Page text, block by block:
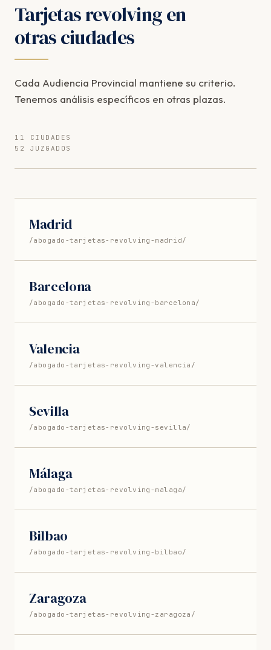
Tarjetas revolving en
otras ciudades
Cada Audiencia Provincial mantiene su criterio.
Tenemos análisis específicos en otras plazas.
11 CIUDADES
52 JUZGADOS
Madrid
/abogado-tarjetas-revolving-madrid/
Barcelona
/abogado-tarjetas-revolving-barcelona/
Valencia
/abogado-tarjetas-revolving-valencia/
Sevilla
/abogado-tarjetas-revolving-sevilla/
Málaga
/abogado-tarjetas-revolving-malaga/
Bilbao
/abogado-tarjetas-revolving-bilbao/
Zaragoza
/abogado-tarjetas-revolving-zaragoza/